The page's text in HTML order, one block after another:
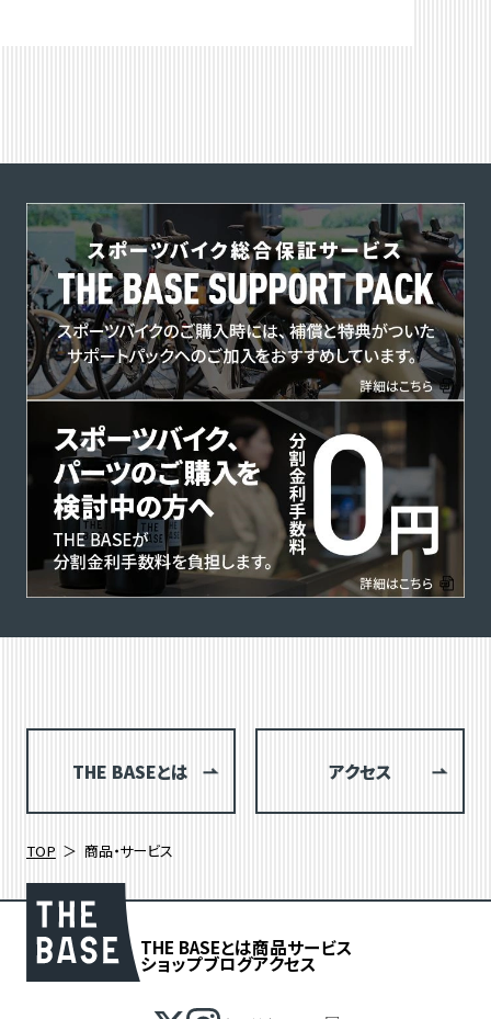
THE BASEとは アクセス
TOP 商品・サービス
THE BASEとは商品サービス
ショップブログアクセス